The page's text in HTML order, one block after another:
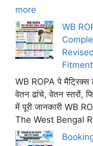
more
WB
WB ROPA पे
वेतन ढांचे, वेतन स्तरों,
में पूरी जानकारी WB
The West Bengal